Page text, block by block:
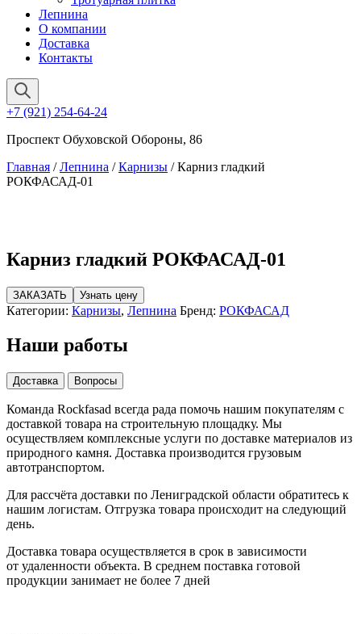
Лепнина
О компании
Доставка
Контакты
+7 (921) 254-64-24
Проспект Обуховской Обороны, 86
Главная /Лепнина /Карнизы / Карниз гладкий
РОКФАСАД-01
Карниз гладкий РОКФАСАД-01
ЗАКАЗАТЬ Узнать цену
Категории: Карнизы, Лепнина Бренд: РОКФАСАД
Наши работы
Доставка Вопросы
Команда Rockfasad всегда рада помочь нашим покупателям с
доставкой товара на строительную площадку. Мы
осуществляем комплексные услуги по доставке материалов из
природного камня. Доставка производится грузовым
автотранспортом.
Для рассчёта доставки по Лениградской области обратитесь к
нашим логистам. Отгрузка товара происходит на следующий
день.
Доставка товара осуществляется в срок в зависимости
от удаленности объекта. В среднем поставка готовой
продукции занимает не более 7 дней